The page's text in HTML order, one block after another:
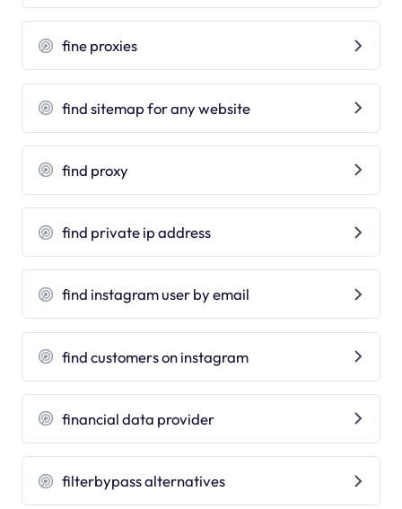
fine proxies
find sitemap for any website
find proxy
find private ip address
find instagram user by email
find customers on instagram
financial data provider
filterbypass alternatives